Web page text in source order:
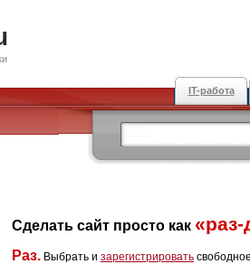
IT-работа
Сделать сайт просто как «раз-
Раз. Выбрать и зарегистрировать